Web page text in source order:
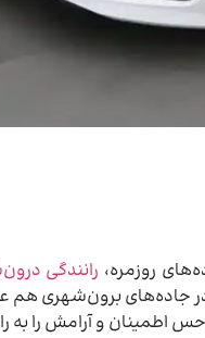
روزمره، رانندگی
در جاده‌های
اطمینان و آرامش را به